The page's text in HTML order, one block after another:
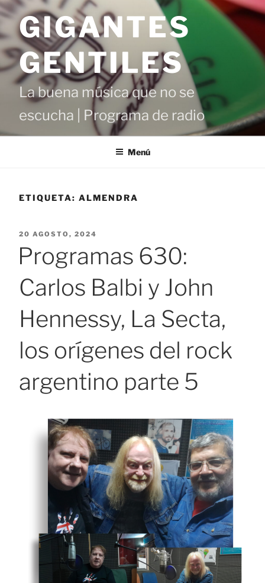
Saltar
contenido
GIGANTES
GENTILES
La buena música que no se
escucha | Programa de radio
Menú
ETIQUETA: ALMENDRA
PUBLICADO
20 AGOSTO, 2024
Programas 630:
Carlos Balbi y John
Hennessy, La Secta,
los orígenes del rock
argentino parte 5